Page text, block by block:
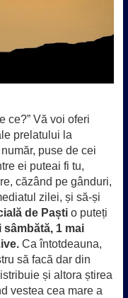
ce?” Vă voi oferi
prelatului la
puse de cei
ei puteai fi tu,
căzând pe gânduri,
zilei, și să-și
de Paști o puteți
1 mai
Ca întotdeauna,
să facă dar din
și altora știrea
vestea cea mare a